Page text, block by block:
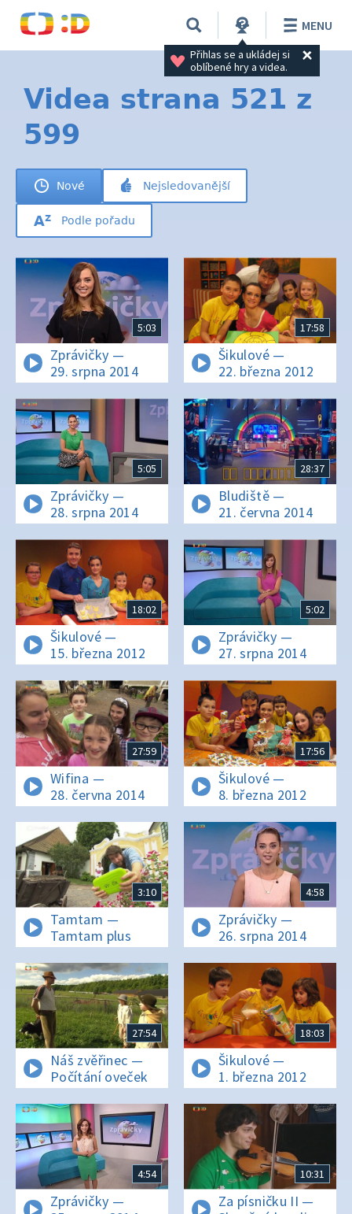
Přihlas se a ukládej si
oblíbené hry a videa.
MENU
Videa strana 521 z
599
Nové Nejsledovanější
Podle pořadu
5:03
Zprávičky —
29. srpna 2014
17:58
Šikulové —
22. března 2012
5:05
Zprávičky —
28. srpna 2014
28:37
Bludiště —
21. června 2014
18:02
Šikulové —
15. března 2012
5:02
Zprávičky —
27. srpna 2014
27:59
Wifina —
28. června 2014
17:56
Šikulové —
8. března 2012
3:10
Tamtam —
Tamtam plus
4:58
Zprávičky —
26. srpna 2014
27:54
Náš zvěřinec —
Počítání oveček
18:03
Šikulové —
1. března 2012
4:54
Zprávičky —
10:31
Za písničku II —